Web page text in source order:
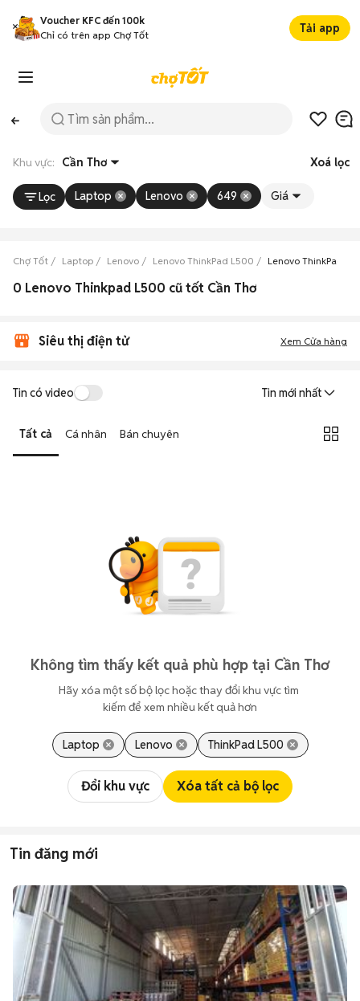
Voucher KFC đến 100k
Chỉ có trên app Chợ Tốt
Tải app
Khu vực: Cần Thơ Xoá lọc
Lọc Laptop Lenovo 649 Giá
Chợ Tốt Laptop Lenovo Lenovo ThinkPad L500 Lenovo ThinkPad
0 Lenovo Thinkpad L500 cũ tốt Cần Thơ
Siêu thị điện tử Xem Cửa hàng
Tin có video Tin mới nhất
Tất cả Cá nhân Bán chuyên
Không tìm thấy kết quả phù hợp tại Cần Thơ
Hãy xóa một số bộ lọc hoặc thay đổi khu vực tìm
kiếm để xem nhiều kết quả hơn
Laptop Lenovo ThinkPad L500
Đổi khu vực Xóa tất cả bộ lọc
Tin đăng mới